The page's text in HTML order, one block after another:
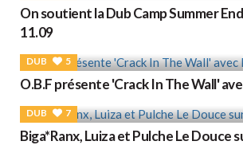
On soutient la Dub Camp Summer
11.09
DUB 5
O.B.F présente 'Crack In The Wall'
DUB 7
Biga*Ranx, Luiza et Pulche Le Douce